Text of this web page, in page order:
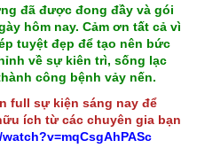
đã được đong đầy và gói
hôm nay. Cảm ơn tất cả vì
tuyệt đẹp để tạo nên bức
về sự kiên trì, sống lạc
công bệnh vảy nến.
full sự kiện sáng nay để
ích từ các chuyên gia bạn